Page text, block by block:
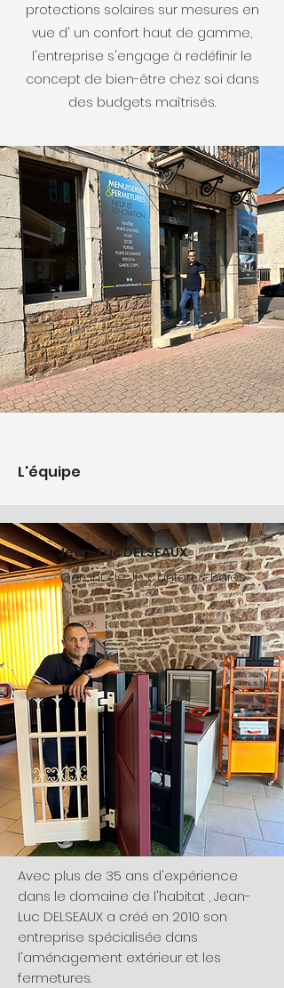
protections solaires sur mesures en
vue d' un confort haut de gamme,
l'entreprise s'engage à redéfinir le
concept de bien-être chez soi dans
des budgets maîtrisés.
L'équipe
Jean-Luc DELSEAUX
Gérant de JD Confort & Baies
Avec plus de 35 ans d'expérience
dans le domaine de l'habitat , Jean-
Luc DELSEAUX a créé en 2010 son
entreprise spécialisée dans
l'aménagement extérieur et les
fermetures.